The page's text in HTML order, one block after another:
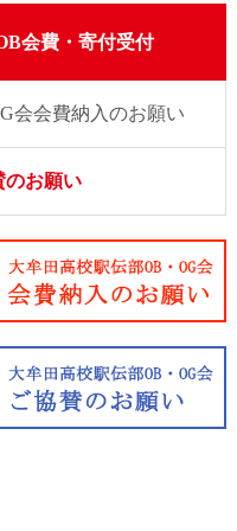
会費・寄付受付
会会費納入のお願い
のお願い